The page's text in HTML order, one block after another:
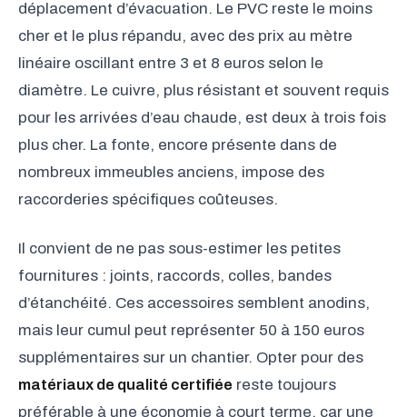
déplacement d’évacuation. Le PVC reste le moins
cher et le plus répandu, avec des prix au mètre
linéaire oscillant entre 3 et 8 euros selon le
diamètre. Le cuivre, plus résistant et souvent requis
pour les arrivées d’eau chaude, est deux à trois fois
plus cher. La fonte, encore présente dans de
nombreux immeubles anciens, impose des
raccorderies spécifiques coûteuses.
Il convient de ne pas sous-estimer les petites
fournitures : joints, raccords, colles, bandes
d’étanchéité. Ces accessoires semblent anodins,
mais leur cumul peut représenter 50 à 150 euros
supplémentaires sur un chantier. Opter pour des
matériaux de qualité certifiée reste toujours
préférable à une économie à court terme, car une